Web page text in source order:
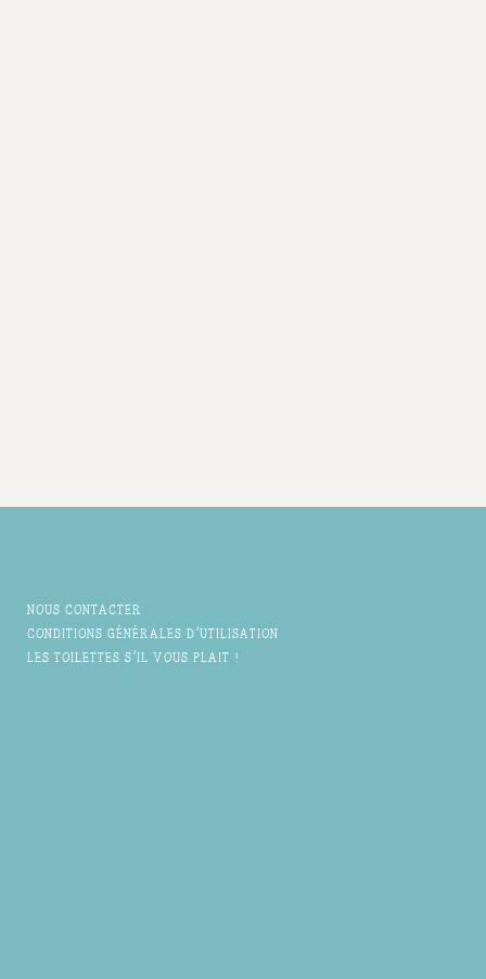
NOUS CONTACTER
CONDITIONS GÉNÉRALES D'UTILISATION
LES TOILETTES S'IL VOUS PLAIT !